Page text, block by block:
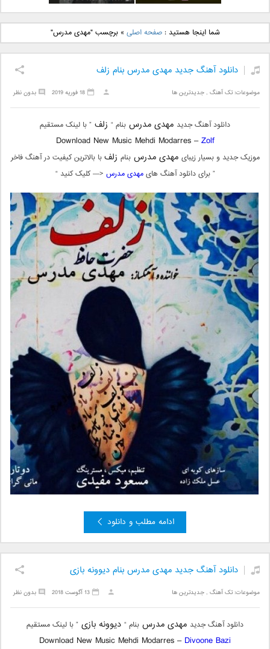
دانلود آهنگ جدید بهنام
بانی بنام قرص قمر 2
دانلود آهنگ جدید علی
یاسینی بنام دورترین نزدیک
شما اینجا هستید :صفحه اصلی »برچسب "مهدی مدرس"
دانلود آهنگ جدید مهدی مدرس بنام زلف
موضوعات:تک آهنگ ,جدیدترین ها بدون نظر 18 فوریه 2019
دانلود آهنگ جدید مهدی مدرس بنام “ زلف ” با لینک مستقیم
Download New Music Mehdi Modarres –Zolf
موزیک جدید و بسیار زیبای مهدی مدرسبنام زلفبا بالاترین کیفیت در آهنگ فاخر
” برای دانلود آهنگ هایمهدی مدرس <— کلیک کنید “
ادامه مطلب و دانلود
دانلود آهنگ جدید مهدی مدرس بنام دیوونه بازی
موضوعات:تک آهنگ ,جدیدترین ها بدون نظر 13 آگوست 2018
دانلود آهنگ جدید مهدی مدرس بنام “ دیوونه بازی ” با لینک مستقیم
Download New Music Mehdi Modarres – Divoone Bazi